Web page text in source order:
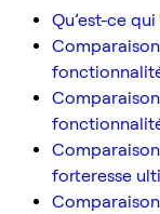
Qu’est-ce
forteresse